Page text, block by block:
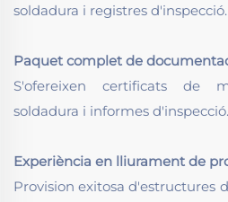
soldadura i registres d'inspecció.
Paquet complet de
S'ofereixen certificats de
soldadura i informes d'inspecció.
Experiència en lliurament de
Provision exitosa d'estructures